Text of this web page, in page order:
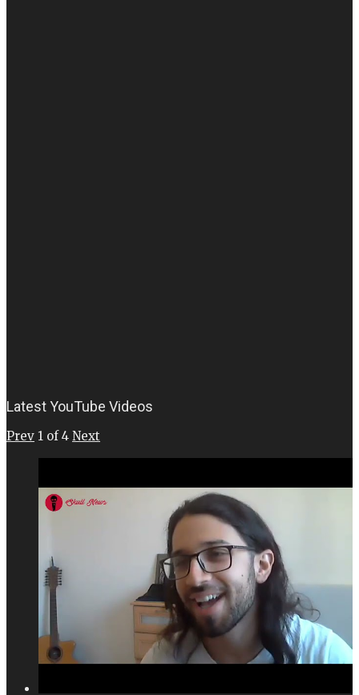
Latest YouTube Videos
Prev 1 of 4 Next